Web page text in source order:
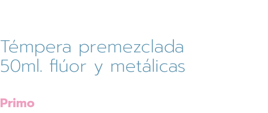
Témpera premezclada
50ml. flúor y metálicas
Primo